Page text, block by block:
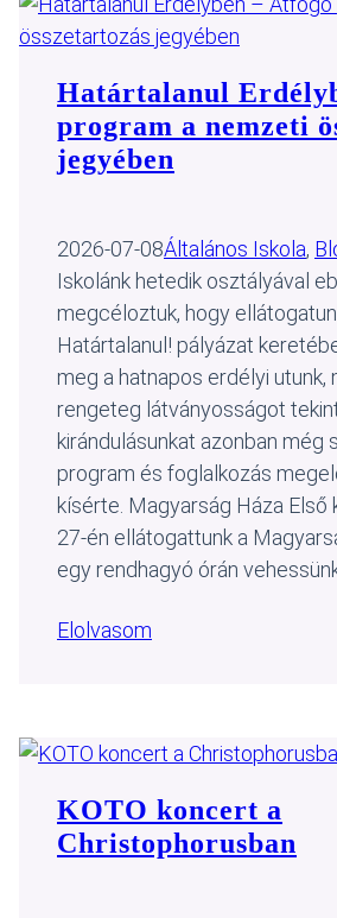
Határtalanul
program a nemzeti
jegyében
2026-07-08Általános Iskola,
Iskolánk hetedik osztályával
megcéloztuk, hogy
Határtalanul! pályázat
meg a hatnapos erdélyi utunk,
rengeteg látványosságot
kirándulásunkat azonban még
program és foglalkozás
kísérte. Magyarság Háza Első
27-én ellátogattunk a
egy rendhagyó órán
Elolvasom
KOTO koncert a
Christophorusban